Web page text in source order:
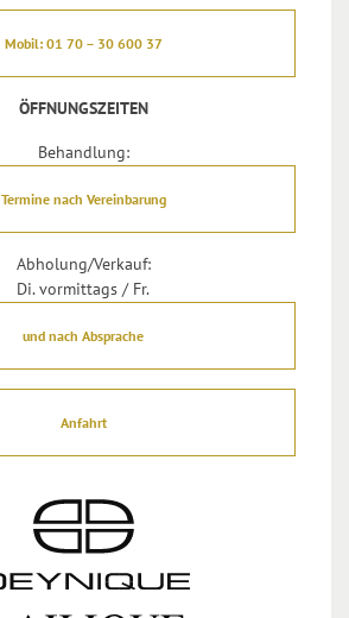
Mobil: 01 70 – 30 600 37
ÖFFNUNGSZEITEN
Behandlung:
Termine nach Vereinbarung
Abholung/Verkauf:
Di. vormittags / Fr.
und nach Absprache
Anfahrt